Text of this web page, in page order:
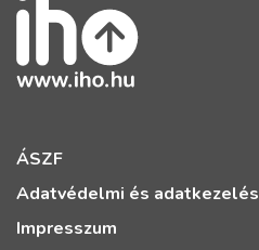
ÁSZF
Adatvédelmi és
Impresszum